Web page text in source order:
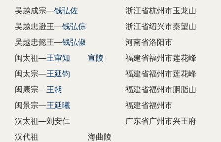
吴越成宗—钱弘佐
浙江省杭州市玉龙山
吴越忠逊王—钱弘倧
浙江省绍兴市秦望山
吴越忠懿王—钱弘俶
河南省洛阳市
闽太祖—王审知 宣陵
福建省福州市莲花峰
闽太宗—王延钧
福建省福州市莲花峰
闽康宗—王昶
福建省福州市胭脂山
闽景宗—王延曦
福建省福州市
汉太祖—刘安仁
广东省广州市兴王府
汉代祖
海曲陵